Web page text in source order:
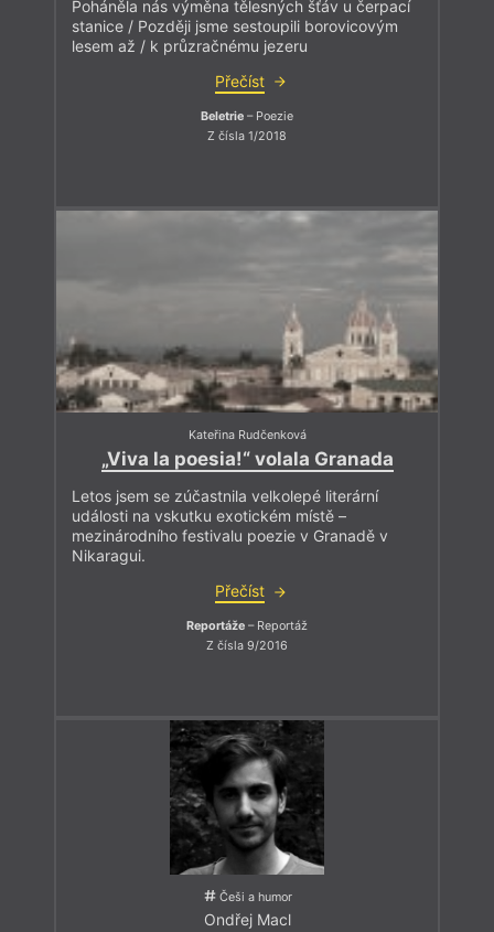
Poháněla nás výměna tělesných šťáv u čerpací
stanice / Později jsme sestoupili borovicovým
lesem až / k průzračnému jezeru
Přečíst
Beletrie – Poezie
Z čísla 1/2018
Kateřina Rudčenková
„Viva la poesia!“ volala Granada
Letos jsem se zúčastnila velkolepé literární
události na vskutku exotickém místě –
mezinárodního festivalu poezie v Granadě v
Nikaragui.
Přečíst
Reportáže – Reportáž
Z čísla 9/2016
Češi a humor
Ondřej Macl